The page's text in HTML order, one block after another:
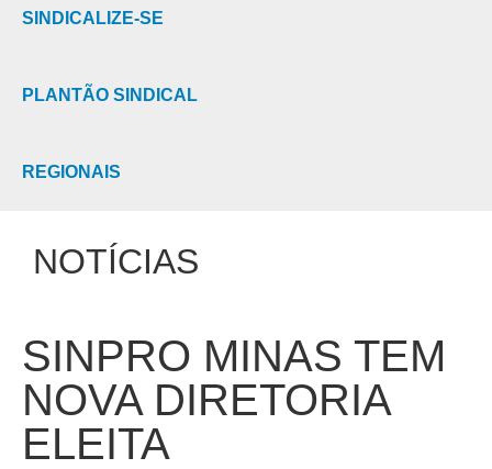
SINDICALIZE-SE
PLANTÃO SINDICAL
REGIONAIS
NOTÍCIAS
SINPRO MINAS TEM
NOVA DIRETORIA
ELEITA